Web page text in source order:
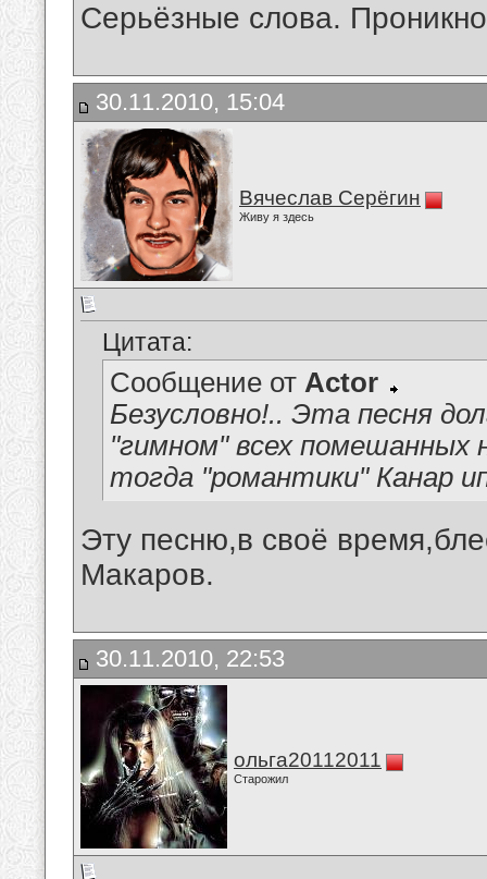
Серьёзные слова.
30.11.2010, 15:04
Вячеслав Серёгин
Живу я здесь
Цитата:
Сообщение от Actor
Безусловно!.. Эта песня
"гимном" всех помешанных
тогда "романтики" Канар
Эту песню,в своё
Макаров.
30.11.2010, 22:53
ольга20112011
Старожил